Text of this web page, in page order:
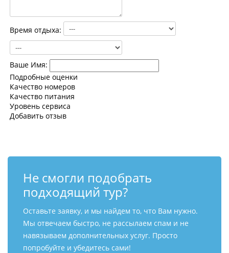
Время отдыха:
Ваше Имя:
Подробные оценки
Качество номеров
Качество питания
Уровень сервиса
Добавить отзыв
Не смогли подобрать
подходящий тур?
Оставьте заявку, и мы найдем то, что Вам нужно.
Мы отвечаем быстро, не рассылаем спам и не
навязываем дополнительных услуг. Просто
попробуйте и убедитесь сами!